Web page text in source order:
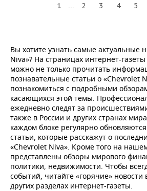
1 ... 2 3 4 5
Вы хотите узнать самые актуальные
Niva»? На страницах интернет-
можно не только прочитать
познавательные статьи о «Chevrolet
познакомиться с подробными
касающихся этой темы.
ежедневно следят за
также в России и других странах
каждом блоке регулярно
статьи, которые расскажут о
«Chevrolet Niva». Кроме того на
представлены обзоры мирового
политики, недвижимости. Чтобы
событий, читайте «горячие» новости
других разделах интернет-газеты.